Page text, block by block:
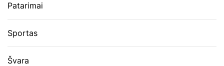
Patarimai
Sportas
Švara